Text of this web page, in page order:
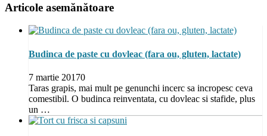
Articole asemănătoare
Budinca de paste cu dovleac (fara ou, gluten, lactate)
7 martie 20170
Taras grapis, mai mult pe genunchi incerc sa incropesc ceva
comestibil. O budinca reinventata, cu dovleac si stafide, plus
un …